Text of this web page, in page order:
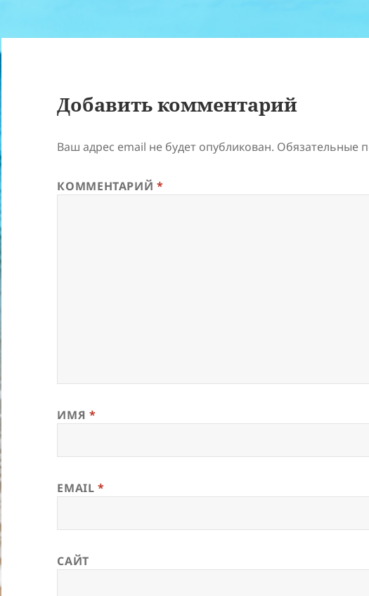
Добавить комментарий
Ваш адрес email не будет опубликован. Обязательные
КОММЕНТАРИЙ*
ИМЯ *
EMAIL*
САЙТ